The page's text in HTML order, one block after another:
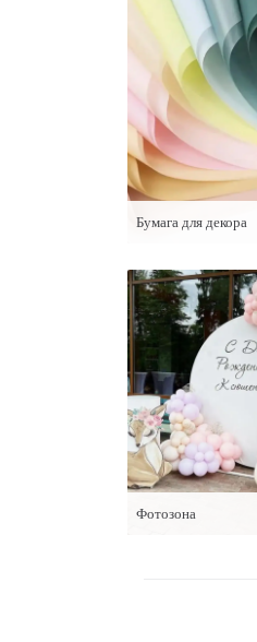
Бумага для декора
Фотозона